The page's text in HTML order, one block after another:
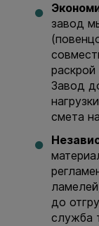
завод
Завод
смета
до
служба